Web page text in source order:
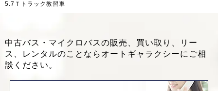
5.7Ｔトラック教習車
中古バス・マイクロバスの販売、買い取り、リー
ス、レンタルのことなら オートギャラクシーにご相
談ください。